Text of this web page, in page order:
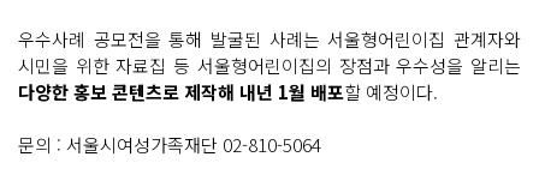
우수사례 공모전을 통해 발굴된 사례는 서울형어린이집 관계자와
시민을 위한 자료집 등 서울형어린이집의 장점과 우수성을 알리는
다양한 홍보 콘텐츠로 제작해 내년 1월 배포할 예정이다.
문의 : 서울시여성가족재단 02-810-5064